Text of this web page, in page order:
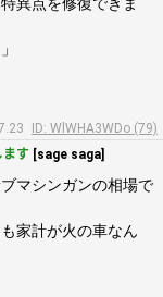
ID: WlWHA3WDo (79)
ます [sage saga]
マシンガンの相場で
家計が火の車なん